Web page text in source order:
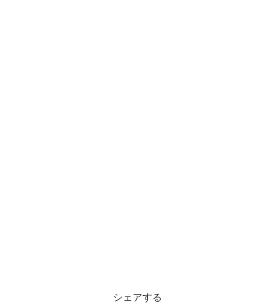
シェアする